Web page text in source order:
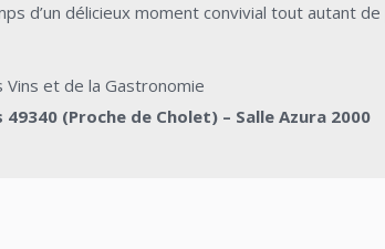
d’un délicieux moment convivial tout autant
Vins et de la Gastronomie
(Proche de Cholet) – Salle Azura 2000